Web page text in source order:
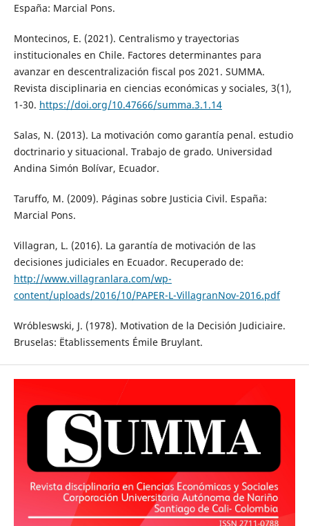
España: Marcial Pons.
Montecinos, E. (2021). Centralismo y trayectorias
institucionales en Chile. Factores determinantes para
avanzar en descentralización fiscal pos 2021. SUMMA.
Revista disciplinaria en ciencias económicas y sociales, 3(1),
1-30. https://doi.org/10.47666/summa.3.1.14
Salas, N. (2013). La motivación como garantía penal. estudio
doctrinario y situacional. Trabajo de grado. Universidad
Andina Simón Bolívar, Ecuador.
Taruffo, M. (2009). Páginas sobre Justicia Civil. España:
Marcial Pons.
Villagran, L. (2016). La garantía de motivación de las
decisiones judiciales en Ecuador. Recuperado de:
http://www.villagranlara.com/wp-
content/uploads/2016/10/PAPER-L-VillagranNov-2016.pdf
Wróbleswski, J. (1978). Motivation de la Decisión Judiciaire.
Bruselas: Ëtablissements Émile Bruylant.